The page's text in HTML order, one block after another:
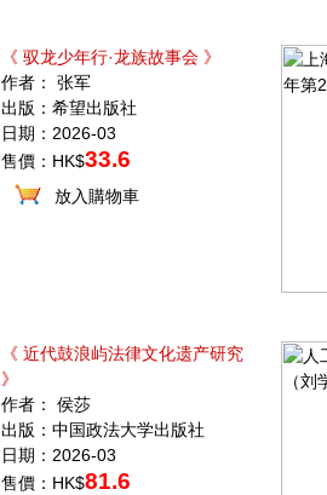
《 驭龙少年行·龙族故事会 》
作者： 张军
出版：希望出版社
日期：2026-03
售價：HK$33.6
放入購物車
《 近代鼓浪屿法律文化遗产研究
》
作者： 侯莎
出版：中国政法大学出版社
日期：2026-03
售價：HK$81.6